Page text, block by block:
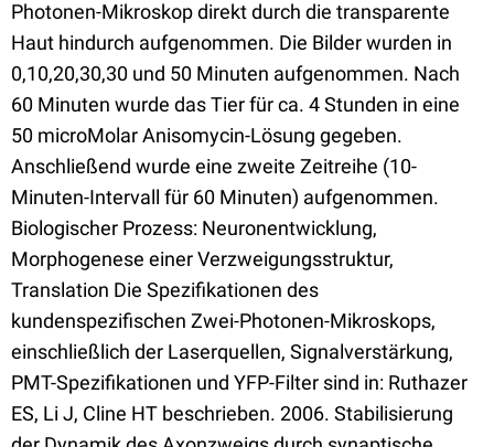
Photonen-Mikroskop direkt durch die transparente
Haut hindurch aufgenommen. Die Bilder wurden in
0,10,20,30,30 und 50 Minuten aufgenommen. Nach
60 Minuten wurde das Tier für ca. 4 Stunden in eine
50 microMolar Anisomycin-Lösung gegeben.
Anschließend wurde eine zweite Zeitreihe (10-
Minuten-Intervall für 60 Minuten) aufgenommen.
Biologischer Prozess: Neuronentwicklung,
Morphogenese einer Verzweigungsstruktur,
Translation Die Spezifikationen des
kundenspezifischen Zwei-Photonen-Mikroskops,
einschließlich der Laserquellen, Signalverstärkung,
PMT-Spezifikationen und YFP-Filter sind in: Ruthazer
ES, Li J, Cline HT beschrieben. 2006. Stabilisierung